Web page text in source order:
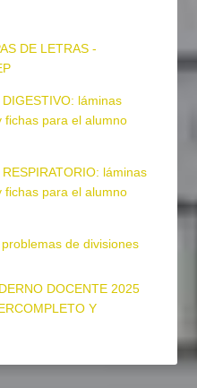
DE LETRAS -
DIGESTIVO: láminas
fichas para el alumno
RESPIRATORIO: láminas
fichas para el alumno
de divisiones
DOCENTE 2025
Y